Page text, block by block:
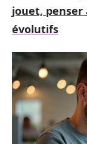
jouet, penser
évolutifs